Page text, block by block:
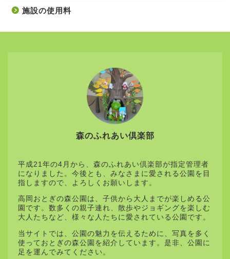
施設の使用料
森のふれあい倶楽部
平成21年の4月から、森のふれあい倶楽部が指定管理者
になりました。今後とも、みなさまに愛される公園を目
指しますので、よろしくお願いします。
高岡おとぎの森公園は、子供から大人までが楽しめる公
園です。数多くの親子連れ、散歩やジョギングを楽しむ
大人たちなど、様々な人たちに愛されている公園です。
当サイトでは、公園の魅力を伝えるために、写真を多く
使っておとぎの森公園を紹介しています。是非、公園に
足を運んでみてください。